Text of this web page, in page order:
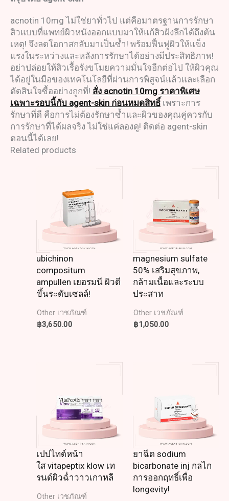
acnotin 10mg ไม่ใช่ยาทั่วไป แต่คือมาตรฐานการรักษา
สิวแบบที่แพทย์ผิวหนังออกแบบมาให้แก้สิวฝังลึกได้ถึงต้น
เหตุ! จึงลดโอกาสกลับมาเป็นซ้ำ! พร้อมฟื้นฟูผิวให้แข็ง
แรงในระหว่างและหลังการรักษาได้อย่างมีประสิทธิภาพ!
อย่าปล่อยให้สิวเรื้อรังขโมยความมั่นใจอีกต่อไป ให้ผิวคุณ
ได้อยู่ในมือของเทคโนโลยีที่ผ่านการพิสูจน์แล้วและเลือก
ตัดสินใจซื้ออย่างถูกที่! สั่ง acnotin 10mg ราคาพิเศษ
เฉพาะรอบนี้กับ agent-skin ก่อนหมดสิทธิ์ เพราะการ
รักษาที่ดี คือการไม่ต้องรักษาซ้ำและผิวของคุณคู่ควรกับ
การรักษาที่ได้ผลจริง ไม่ใช่แค่ลองดู! ติดต่อ agent-skin
ตอนนี้ได้เลย!
Related products
ubichinon
compositum
ampullen เยอรมนี ผิวดี
ขึ้นระดับเซลล์!
Other เวชภัณฑ์
฿3,650.00
magnesium sulfate
50% เสริมสุขภาพ,
กล้ามเนื้อและระบบ
ประสาท
Other เวชภัณฑ์
฿1,050.00
เปปไทด์หน้า
ใส vitapeptix klow เท
รนด์ผิวฉ่ำวาวเกาหลี
Other เวชภัณฑ์
ยาฉีด sodium
bicarbonate inj กลไก
การออกฤทธิ์เพื่อ
longevity!